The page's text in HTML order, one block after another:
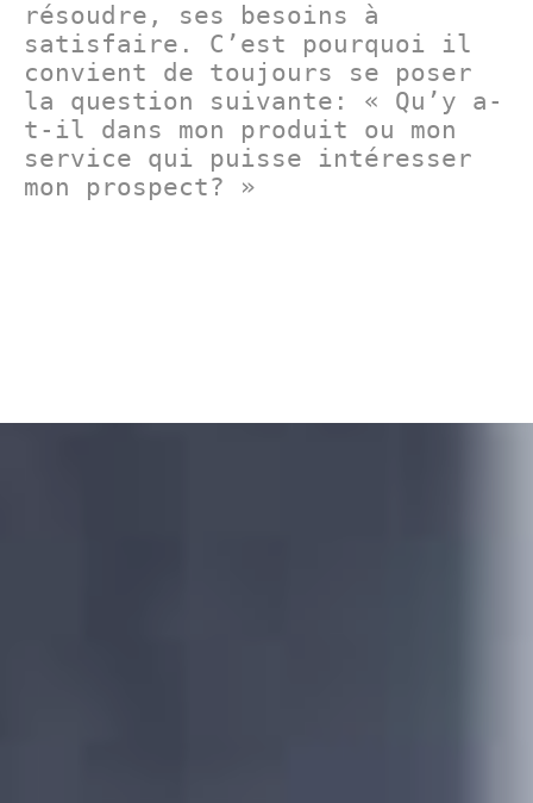
résoudre, ses besoins à
satisfaire. C’est pourquoi il
convient de toujours se poser
la question suivante: « Qu’y a-
t-il dans mon produit ou mon
service qui puisse intéresser
mon prospect? »